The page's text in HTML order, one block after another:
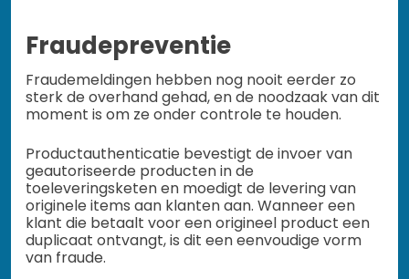
Fraudepreventie
Fraudemeldingen hebben nog nooit eerder zo
sterk de overhand gehad, en de noodzaak van dit
moment is om ze onder controle te houden.
Productauthenticatie bevestigt de invoer van
geautoriseerde producten in de
toeleveringsketen en moedigt de levering van
originele items aan klanten aan. Wanneer een
klant die betaalt voor een origineel product een
duplicaat ontvangt, is dit een eenvoudige vorm
van fraude.